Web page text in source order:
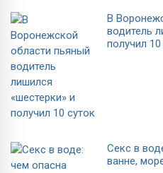
В
водитель
получил
Секс в
ванне,